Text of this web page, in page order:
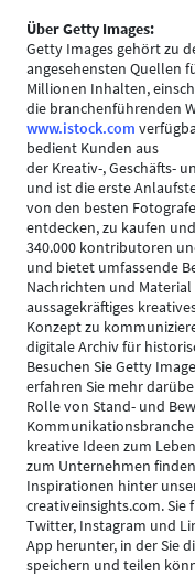
Über Getty Images:
Getty Images gehört zu
angesehensten Quellen
Millionen Inhalten,
die branchenführenden
www.istock.com
bedient Kunden aus
der Kreativ-, Geschäfts-
und ist die erste
von den besten
entdecken, zu kaufen
340.000 kontributoren
und bietet umfassende
Nachrichten und
aussagekräftiges
Konzept zu
digitale Archiv für
Besuchen Sie Getty
erfahren Sie mehr
Rolle von Stand- und
kreative Ideen zum
zum Unternehmen
Inspirationen hinter
creativeinsights.com. Sie
Twitter, Instagram und
App herunter, in der Sie
speichern und teilen